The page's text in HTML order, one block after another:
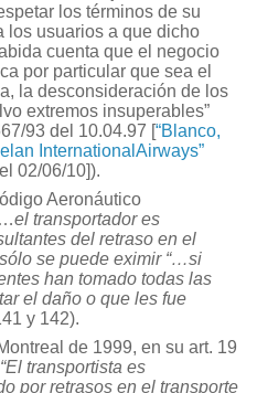
los términos de su
los usuarios a que dicho
cuenta que el negocio
por particular que sea el
la desconsideración de los
extremos insuperables”
93 del 10.04.97 [“Blanco,
InternationalAirways”
02/06/10]).
Aeronáutico
el transportador es
del retraso en el
se puede eximir “…si
han tomado todas las
el daño o que les fue
y 142).
de 1999, en su art. 19
“El transportista es
por retrasos en el transporte